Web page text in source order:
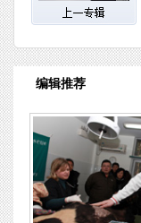
编辑推荐